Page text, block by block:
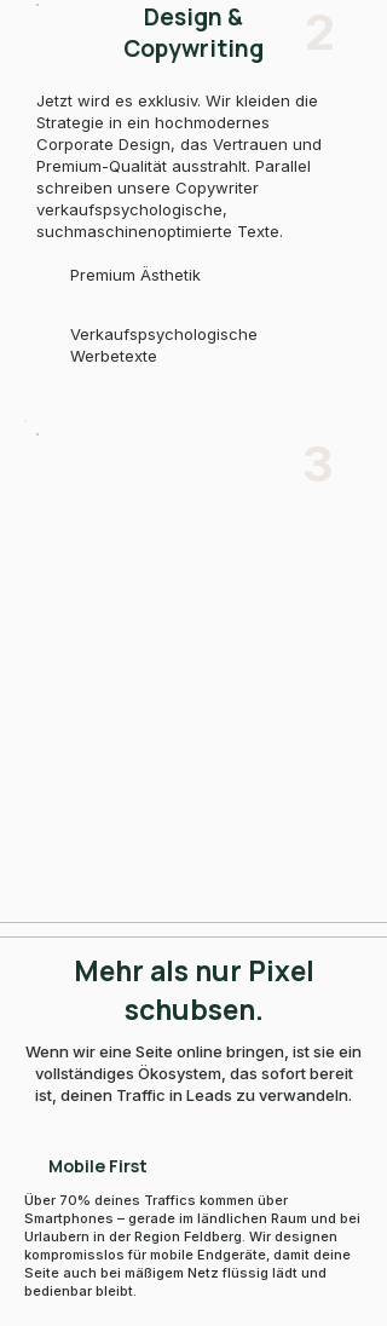
Design &
Copywriting
2
Jetzt wird es exklusiv. Wir kleiden die
Strategie in ein hochmodernes
Corporate Design, das Vertrauen und
Premium-Qualität ausstrahlt. Parallel
schreiben unsere Copywriter
verkaufspsychologische,
suchmaschinenoptimierte Texte.
Premium Ästhetik
Verkaufspsychologische
Werbetexte
3
Mehr als nur Pixel
schubsen.
Wenn wir eine Seite online bringen, ist sie ein
vollständiges Ökosystem, das sofort bereit
ist, deinen Traffic in Leads zu verwandeln.
Mobile First
Über 70% deines Traffics kommen über
Smartphones – gerade im ländlichen Raum und bei
Urlaubern in der Region Feldberg. Wir designen
kompromisslos für mobile Endgeräte, damit deine
Seite auch bei mäßigem Netz flüssig lädt und
bedienbar bleibt.